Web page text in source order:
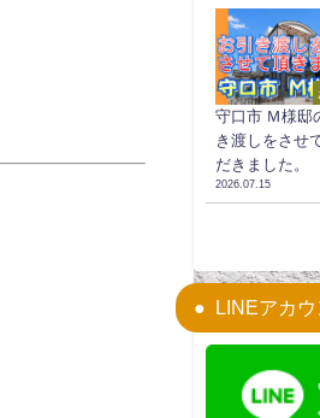
守口市 Ｍ様邸
き渡しをさせ
だきました。
2026.07.15
LINEアカ